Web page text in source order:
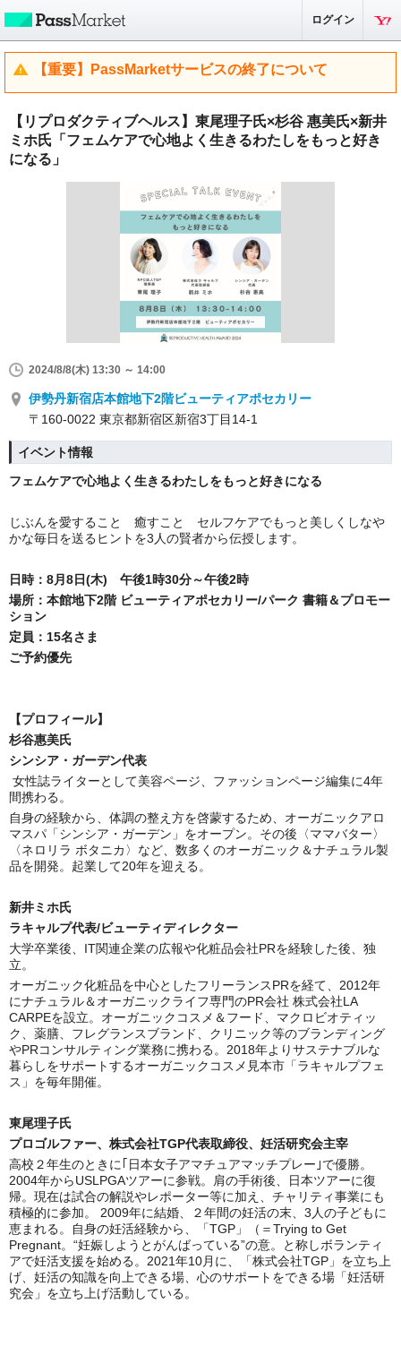
ログイン
【重要】PassMarketサービスの終了について
【リプロダクティブヘルス】東尾理子氏×杉谷 惠美氏×新井
ミホ氏「フェムケアで心地よく生きるわたしをもっと好き
になる」
2024/8/8(木) 13:30 ～ 14:00
伊勢丹新宿店本館地下2階ビューティアポセカリー
〒160-0022 東京都新宿区新宿3丁目14-1
イベント情報
フェムケアで心地よく生きるわたしをもっと好きになる
じぶんを愛すること 癒すこと セルフケアでもっと美しくしなや
かな毎日を送るヒントを3人の賢者から伝授します。
日時：8月8日(木) 午後1時30分～午後2時
場所：本館地下2階 ビューティアポセカリー/パーク 書籍＆プロモー
ション
定員：15名さま
ご予約優先
【プロフィール】
杉谷惠美氏
シンシア・ガーデン代表
女性誌ライターとして美容ページ、ファッションページ編集に4年
間携わる。
自身の経験から、体調の整え方を啓蒙するため、オーガニックアロ
マスパ「シンシア・ガーデン」をオープン。その後〈ママバター〉
〈ネロリラ ボタニカ〉など、数多くのオーガニック＆ナチュラル製
品を開発。起業して20年を迎える。
新井ミホ氏
ラキャルプ代表/ビューティディレクター
大学卒業後、IT関連企業の広報や化粧品会社PRを経験した後、独
立。
オーガニック化粧品を中心としたフリーランスPRを経て、2012年
にナチュラル＆オーガニックライフ専門のPR会社 株式会社LA
CARPEを設立。オーガニックコスメ＆フード、マクロビオティッ
ク、薬膳、フレグランスブランド、クリニック等のブランディング
やPRコンサルティング業務に携わる。2018年よりサステナブルな
暮らしをサポートするオーガニックコスメ見本市「ラキャルプフェ
ス」を毎年開催。
東尾理子氏
プロゴルファー、株式会社TGP代表取締役、妊活研究会主宰
高校２年生のときに｢日本女子アマチュアマッチプレー｣で優勝。
2004年からUSLPGAツアーに参戦。肩の手術後、日本ツアーに復
帰。現在は試合の解説やレポーター等に加え、チャリティ事業にも
積極的に参加。 2009年に結婚、２年間の妊活の末、3人の子どもに
恵まれる。自身の妊活経験から、「TGP」（＝Trying to Get
Pregnant。“妊娠しようとがんばっている”の意。と称しボランティ
アで妊活支援を始める。2021年10月に、「株式会社TGP」を立ち上
げ、妊活の知識を向上できる場、心のサポートをできる場「妊活研
究会」を立ち上げ活動している。